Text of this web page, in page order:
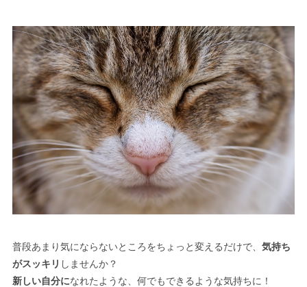
普段あまり気にならないところをちょっと変えるだけで、 気持ち
がスッキリ しませんか？
新しい自分になれたような、何でもできるような気持ちに！